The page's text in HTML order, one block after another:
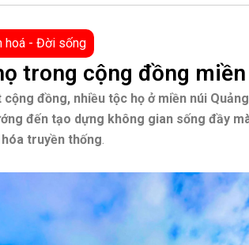
hoá - Đời sống
trong cộng đồng
đồng, nhiều tộc họ ở miền núi
đến tạo dựng không gian sống đầy
truyền thống